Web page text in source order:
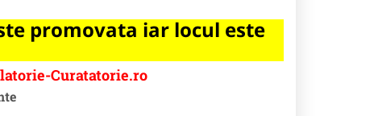
promovata iar locul este
Curatatorie.ro